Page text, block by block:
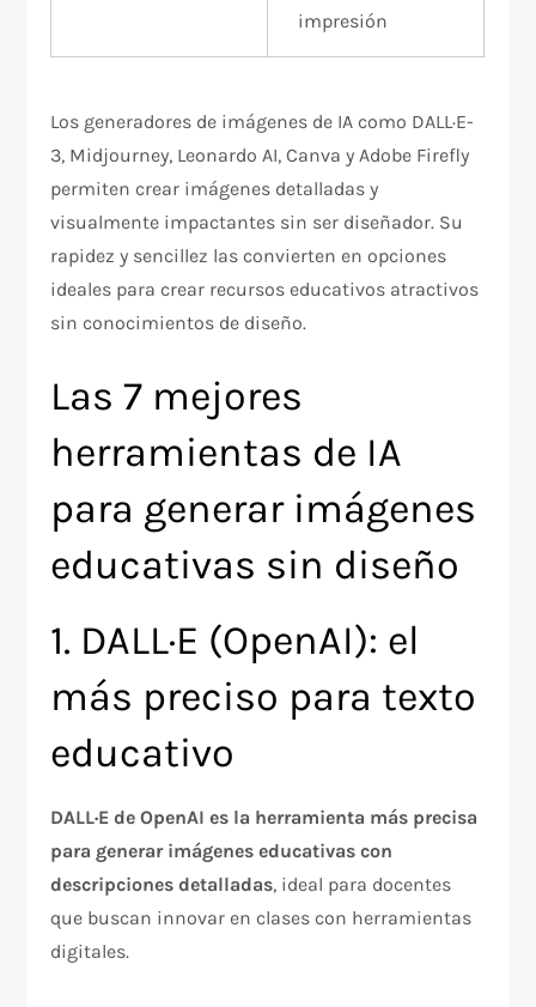
impresión
Los generadores de imágenes de IA como DALL·E-
3, Midjourney, Leonardo AI, Canva y Adobe Firefly
permiten crear imágenes detalladas y
visualmente impactantes sin ser diseñador. Su
rapidez y sencillez las convierten en opciones
ideales para crear recursos educativos atractivos
sin conocimientos de diseño.
Las 7 mejores
herramientas de IA
para generar imágenes
educativas sin diseño
1. DALL·E (OpenAI): el
más preciso para texto
educativo
DALL·E de OpenAI es la herramienta más precisa
para generar imágenes educativas con
descripciones detalladas, ideal para docentes
que buscan innovar en clases con herramientas
digitales.